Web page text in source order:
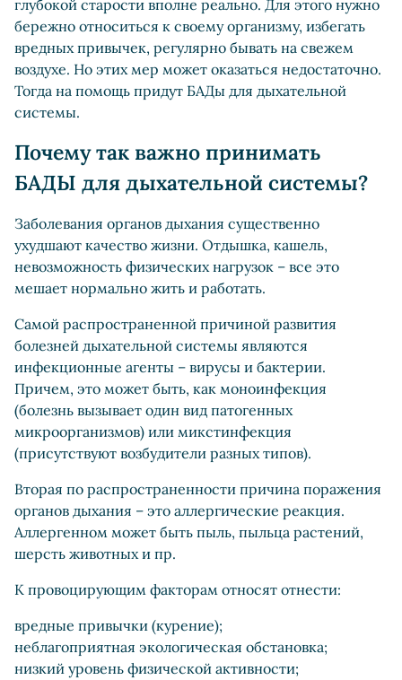
глубокой старости вполне реально. Для этого нужно
бережно относиться к своему организму, избегать
вредных привычек, регулярно бывать на свежем
воздухе. Но этих мер может оказаться недостаточно.
Тогда на помощь придут БАДы для дыхательной
системы.
Почему так важно принимать
БАДЫ для дыхательной системы?
Заболевания органов дыхания существенно
ухудшают качество жизни. Отдышка, кашель,
невозможность физических нагрузок – все это
мешает нормально жить и работать.
Самой распространенной причиной развития
болезней дыхательной системы являются
инфекционные агенты – вирусы и бактерии.
Причем, это может быть, как моноинфекция
(болезнь вызывает один вид патогенных
микроорганизмов) или микстинфекция
(присутствуют возбудители разных типов).
Вторая по распространенности причина поражения
органов дыхания – это аллергические реакция.
Аллергенном может быть пыль, пыльца растений,
шерсть животных и пр.
К провоцирующим факторам относят отнести:
вредные привычки (курение);
неблагоприятная экологическая обстановка;
низкий уровень физической активности;